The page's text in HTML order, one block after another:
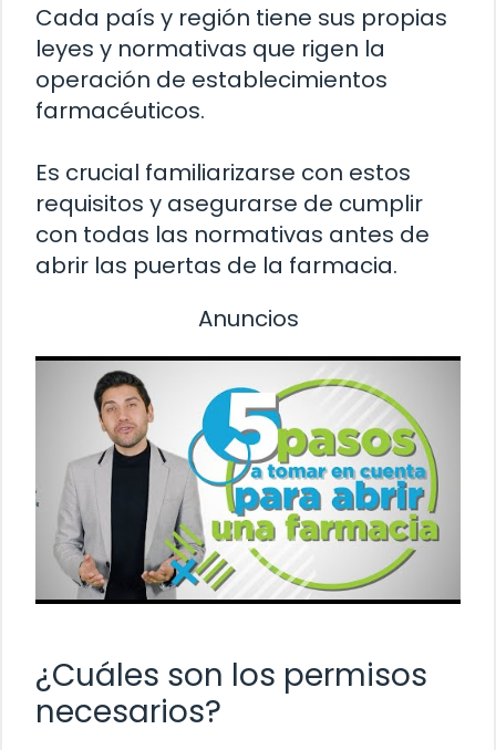
Cada país y región tiene sus propias
leyes y normativas que rigen la
operación de establecimientos
farmacéuticos.
Es crucial familiarizarse con estos
requisitos y asegurarse de cumplir
con todas las normativas antes de
abrir las puertas de la farmacia.
Anuncios
¿Cuáles son los permisos
necesarios?